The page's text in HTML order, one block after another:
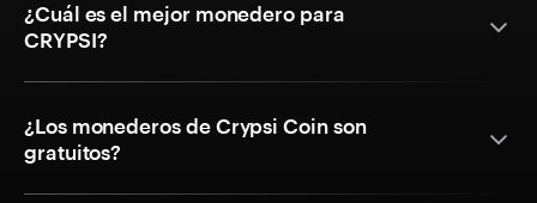
¿Cuál es el mejor monedero para
CRYPSI?
¿Los monederos de Crypsi Coin son
gratuitos?